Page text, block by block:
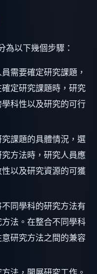
為以下幾個步驟：
需要確定研究課題，
定研究課題時，研究
科性以及研究的可行
課題的具體情況，選
方法時，研究人員應
以及研究資源的可獲
不同學科的研究方法有
法。在整合不同學科
研究方法之間的兼容